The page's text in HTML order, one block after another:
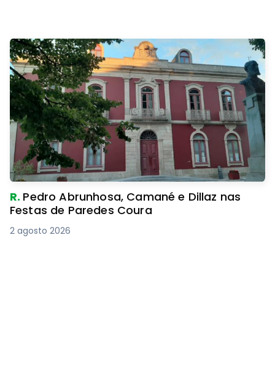
R. Pedro Abrunhosa, Camané e Dillaz nas
Festas de Paredes Coura
2 agosto 2026